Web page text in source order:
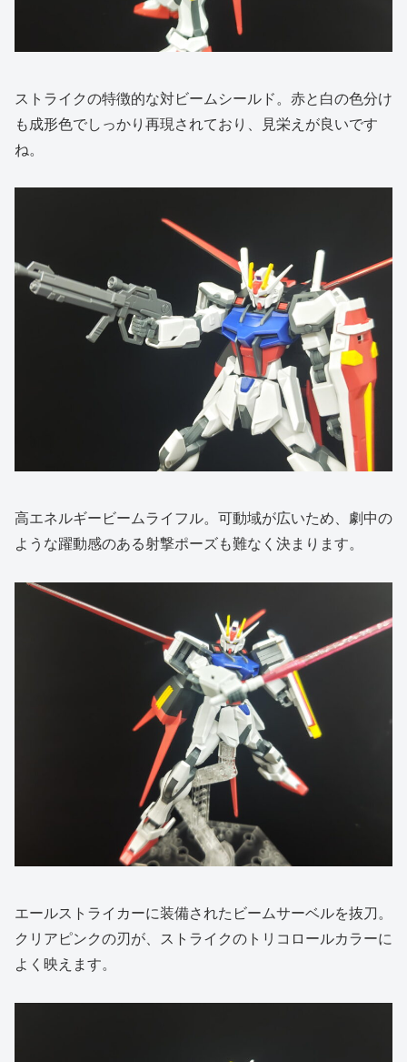
ストライクの特徴的な対ビームシールド。赤と白の色分け
も成形色でしっかり再現されており、見栄えが良いです
ね。
高エネルギービームライフル。可動域が広いため、劇中の
ような躍動感のある射撃ポーズも難なく決まります。
エールストライカーに装備されたビームサーベルを抜刀。
クリアピンクの刃が、ストライクのトリコロールカラーに
よく映えます。